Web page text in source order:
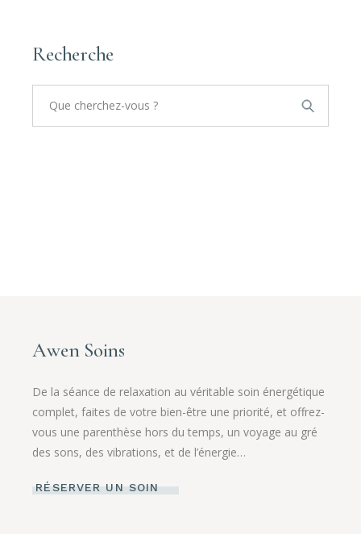
Recherche
Search
for:
Awen Soins
De la séance de relaxation au véritable soin énergétique
complet, faites de votre bien-être une priorité, et offrez-
vous une parenthèse hors du temps, un voyage au gré
des sons, des vibrations, et de l’énergie…
RÉSERVER UN SOIN